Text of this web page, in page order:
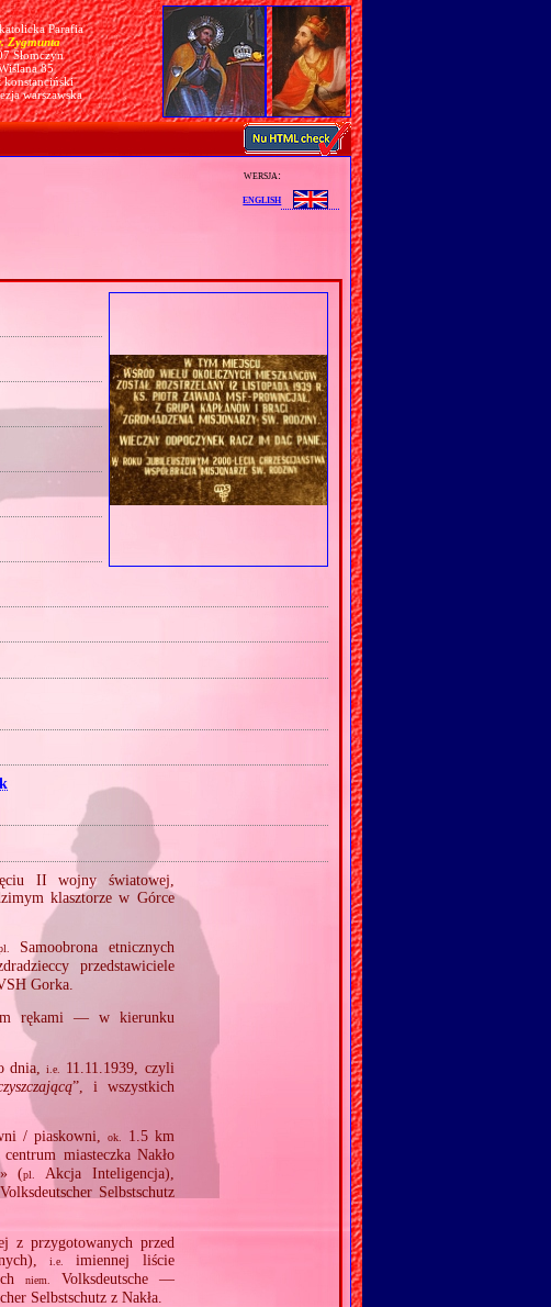
Parafia
Zygmunta
Słomczyn
85
konstanciński
warszawska
wersja:
english
II wojny światowej,
klasztorze w Górce
Samoobrona etnicznych
przedstawiciele
Gorka.
rękami — w kierunku
dnia,i.e.
11.11.1939, czyli
”, i wszystkich
/ piaskowni,
ok.
1.5 km
miasteczka Nakło
» (pl. Akcja Inteligencja),
Volksdeutscher Selbstschutz
z przygotowanych przed
i.e.
imiennej liście
niem.
Volksdeutsche —
Selbstschutz z Nakła.